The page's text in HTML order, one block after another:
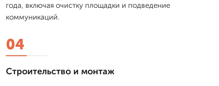
года, включая очистку площадки и подведение
коммуникаций.
04
Строительство и монтаж